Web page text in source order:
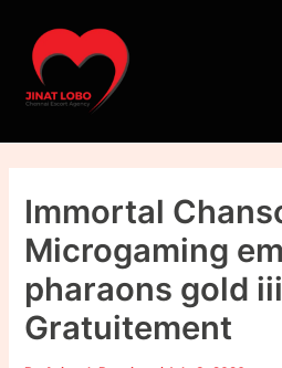
content
Immortal
Microgaming
pharaons gold
Gratuitement
navigation